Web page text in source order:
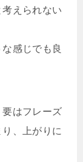
えられない
感じでも良
はフレーズ
、上がりに